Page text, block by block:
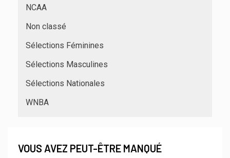
NCAA
Non classé
Sélections Féminines
Sélections Masculines
Sélections Nationales
WNBA
VOUS AVEZ PEUT-ÊTRE MANQUÉ